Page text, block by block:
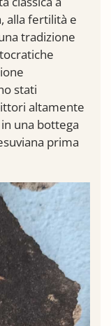
alla fertilità e
tradizione
stati
altamente
una bottega
prima